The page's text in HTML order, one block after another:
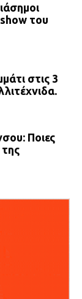
του
στις 3
Ποιες
της